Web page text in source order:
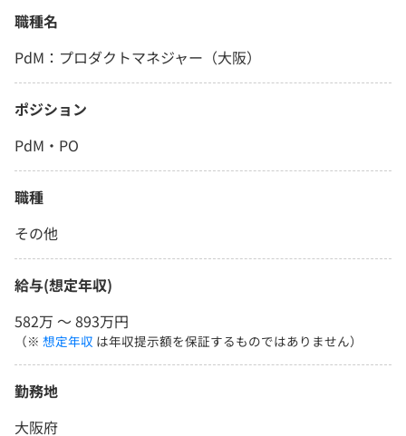
職種名
PdM：プロダクトマネジャー（大阪）
ポジション
PdM・PO
職種
その他
給与(想定年収)
582万 〜 893万円
（※ 想定年収 は年収提示額を保証するものではありません）
勤務地
大阪府